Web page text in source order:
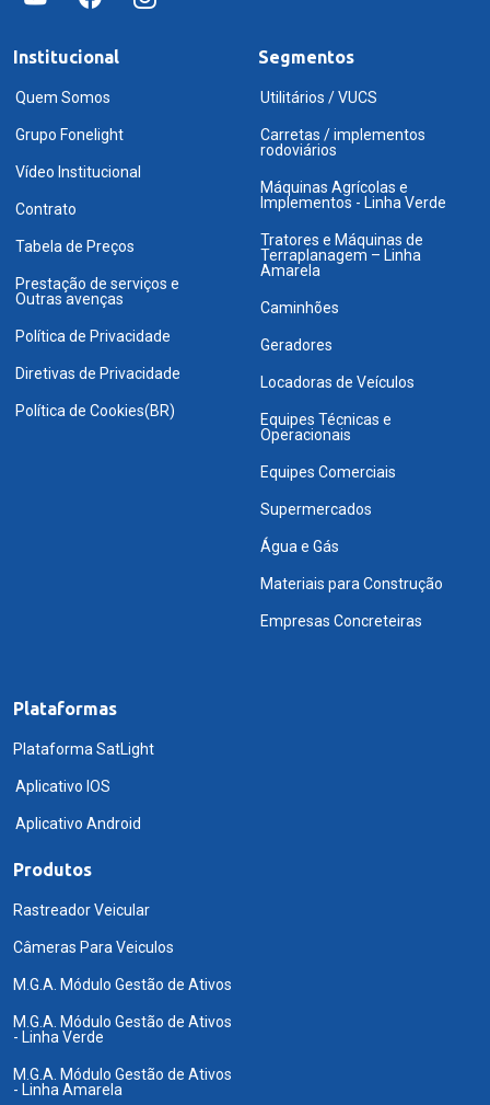
Institucional
Quem Somos
Grupo Fonelight
Vídeo Institucional
Contrato
Tabela de Preços
Prestação de serviços e
Outras avenças
Política de Privacidade
Diretivas de Privacidade
Política de Cookies(BR)
Segmentos
Utilitários / VUCS
Carretas / implementos
rodoviários
Máquinas Agrícolas e
Implementos - Linha Verde
Tratores e Máquinas de
Terraplanagem – Linha
Amarela
Caminhões
Geradores
Locadoras de Veículos
Equipes Técnicas e
Operacionais
Equipes Comerciais
Supermercados
Água e Gás
Materiais para Construção
Empresas Concreteiras
Plataformas
Plataforma SatLight
Aplicativo IOS
Aplicativo Android
Produtos
Rastreador Veicular
Câmeras Para Veiculos
M.G.A. Módulo Gestão de Ativos
M.G.A. Módulo Gestão de Ativos
- Linha Verde
M.G.A. Módulo Gestão de Ativos
- Linha Amarela